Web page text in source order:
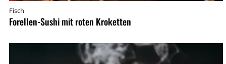
Fisch
Forellen-Sushi mit roten Kroketten